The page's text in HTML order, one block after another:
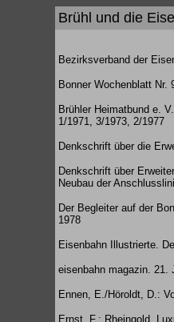
Brühl und die
Bezirksverband der
Bonner Wochenblatt Nr.
Brühler Heimatbund e.
1/1971, 3/1973, 2/1977
Denkschrift über die
Denkschrift über
Neubau der
Der Begleiter auf der
1978
Eisenbahn Illustrierte.
eisenbahn magazin. 21.
Ennen, E./Höroldt, D.:
Ernst, F.: Rheingold.